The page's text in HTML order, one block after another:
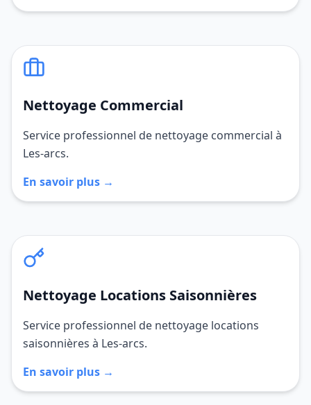
Nettoyage Commercial
Service professionnel de nettoyage commercial à
Les-arcs.
En savoir plus →
Nettoyage Locations Saisonnières
Service professionnel de nettoyage locations
saisonnières à Les-arcs.
En savoir plus →